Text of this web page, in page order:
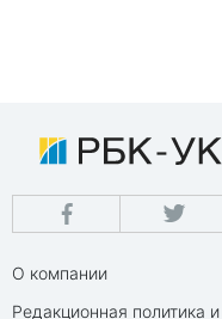
О компании
Редакционная политика и